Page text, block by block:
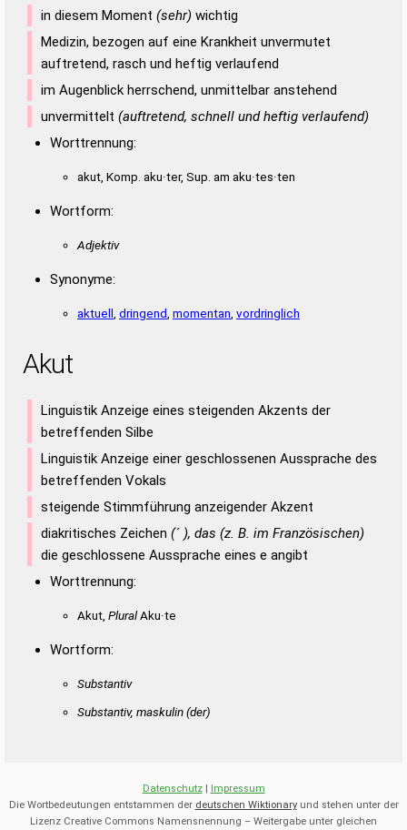
in diesem Moment (sehr) wichtig
Medizin, bezogen auf eine Krankheit unvermutet
auftretend, rasch und heftig verlaufend
im Augenblick herrschend, unmittelbar anstehend
unvermittelt (auftretend, schnell und heftig verlaufend)
Worttrennung:
akut, Komp. aku·ter, Sup. am aku·tes·ten
Wortform:
Adjektiv
Synonyme:
aktuell dringend momentan vordringlich
Akut
Linguistik Anzeige eines steigenden Akzents der
betreffenden Silbe
Linguistik Anzeige einer geschlossenen Aussprache des
betreffenden Vokals
steigende Stimmführung anzeigender Akzent
diakritisches Zeichen (´ ), das (z. B. im Französischen)
die geschlossene Aussprache eines e angibt
Worttrennung:
Akut, PluralAku·te
Wortform:
Substantiv
Substantiv, maskulin(der)
Datenschutz| Impressum
Die Wortbedeutungen entstammen der deutschen Wiktionaryund stehen unter der
Lizenz Creative Commons Namensnennung – Weitergabe unter gleichen